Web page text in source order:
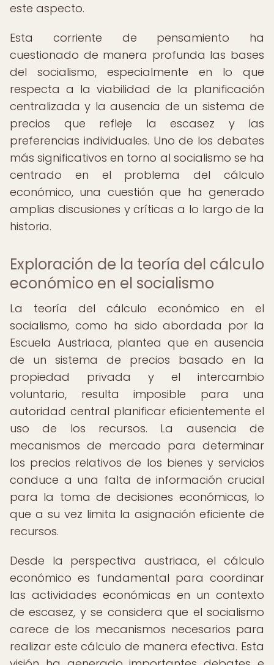
este aspecto.
Esta corriente de pensamiento ha
cuestionado de manera profunda las bases
del socialismo, especialmente en lo que
respecta a la viabilidad de la planificación
centralizada y la ausencia de un sistema de
precios que refleje la escasez y las
preferencias individuales. Uno de los debates
más significativos en torno al socialismo se ha
centrado en el problema del cálculo
económico, una cuestión que ha generado
amplias discusiones y críticas a lo largo de la
historia.
Exploración de la teoría del cálculo
económico en el socialismo
La teoría del cálculo económico en el
socialismo, como ha sido abordada por la
Escuela Austriaca, plantea que en ausencia
de un sistema de precios basado en la
propiedad privada y el intercambio
voluntario, resulta imposible para una
autoridad central planificar eficientemente el
uso de los recursos. La ausencia de
mecanismos de mercado para determinar
los precios relativos de los bienes y servicios
conduce a una falta de información crucial
para la toma de decisiones económicas, lo
que a su vez limita la asignación eficiente de
recursos.
Desde la perspectiva austriaca, el cálculo
económico es fundamental para coordinar
las actividades económicas en un contexto
de escasez, y se considera que el socialismo
carece de los mecanismos necesarios para
realizar este cálculo de manera efectiva. Esta